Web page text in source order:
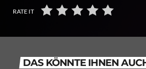
RATE IT
DAS KÖNNTE IHNEN